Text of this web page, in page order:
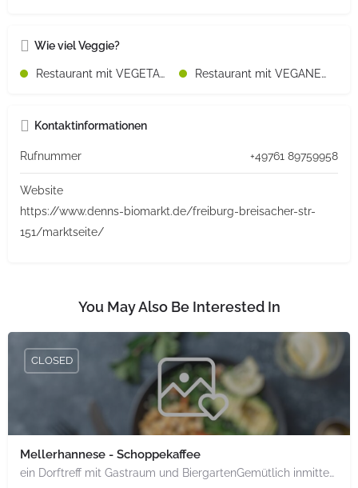
Wie viel Veggie?
Restaurant mit VEGETARISCHEN Speisen Restaurant mit VEGANEN Speisen
Kontaktinformationen
Rufnummer +49761 89759958
Website
https://www.denns-biomarkt.de/freiburg-breisacher-str-
151/marktseite/
You May Also Be Interested In
Mellerhannese - Schoppekaffee
ein Dorftreff mit Gastraum und BiergartenGemütlich inmitten unserem idyllischen Trais Münzenberg, entlang…
CLOSED